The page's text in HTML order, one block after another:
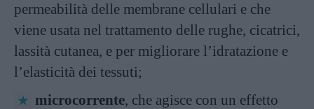
permeabilità delle membrane cellulari e che
viene usata nel trattamento delle rughe, cicatrici,
lassità cutanea, e per migliorare l’idratazione e
l’elasticità dei tessuti;
microcorrente, che agisce con un effetto